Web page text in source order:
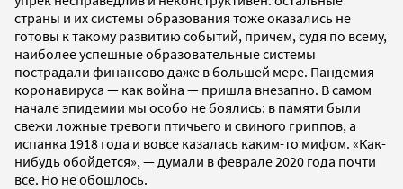
страны и их системы образования тоже оказались не
готовы к такому развитию событий, причем, судя по всему,
наиболее успешные образовательные системы
пострадали финансово даже в большей мере. Пандемия
коронавируса — как война — пришла внезапно. В самом
начале эпидемии мы особо не боялись: в памяти были
свежи ложные тревоги птичьего и свиного гриппов, а
испанка 1918 года и вовсе казалась каким-то мифом. «Как-
нибудь обойдется», — думали в феврале 2020 года почти
все. Но не обошлось.